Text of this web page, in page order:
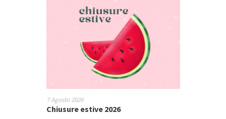
7 Agosto 2026
Chiusure estive 2026